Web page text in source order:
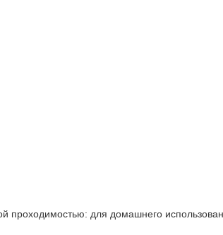
проходимостью: для домашнего